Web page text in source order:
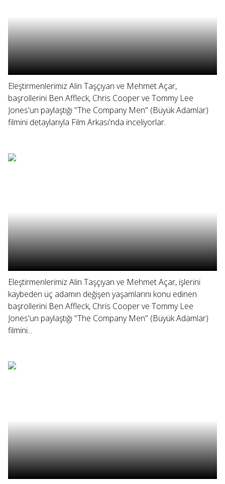
Eleştirmenlerimiz Alin Taşçıyan ve Mehmet Açar,
başrollerini Ben Affleck, Chris Cooper ve Tommy Lee
Jones'un paylaştığı "The Company Men" (Büyük Adamlar)
filmini detaylarıyla Film Arkası'nda inceliyorlar.
Eleştirmenlerimiz Alin Taşçıyan ve Mehmet Açar, işlerini
kaybeden üç adamın değişen yaşamlarını konu edinen
başrollerini Ben Affleck, Chris Cooper ve Tommy Lee
Jones'un paylaştığı "The Company Men" (Büyük Adamlar)
filmini...